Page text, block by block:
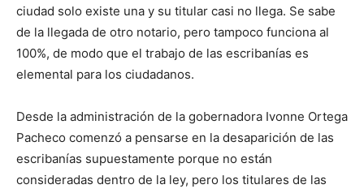
ciudad solo existe una y su titular casi no llega. Se sabe
de la llegada de otro notario, pero tampoco funciona al
100%, de modo que el trabajo de las escribanías es
elemental para los ciudadanos.
Desde la administración de la gobernadora Ivonne Ortega
Pacheco comenzó a pensarse en la desaparición de las
escribanías supuestamente porque no están
consideradas dentro de la ley, pero los titulares de las